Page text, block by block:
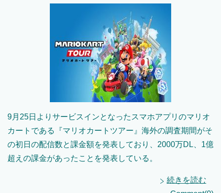
9月25日よりサービスインとなったスマホアプリのマリオ
カートである『マリオカートツアー』海外の調査期間がそ
の初日の配信数と課金額を発表しており、2000万DL、1億
超えの課金があったことを発表している。
続きを読む